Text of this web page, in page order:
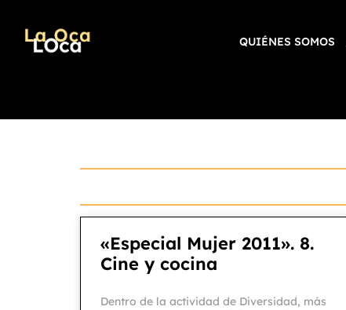
QUIÉNES SOMOS
«Especial Mujer 2011». 8.
Cine y cocina
Dentro de la actividad de Diversidad, más